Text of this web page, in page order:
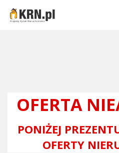
OFERTA
PONIŻEJ
OFERTY